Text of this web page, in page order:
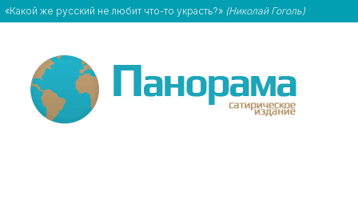
«Какой же русский не любит что-то украсть?» (Николай Гоголь)